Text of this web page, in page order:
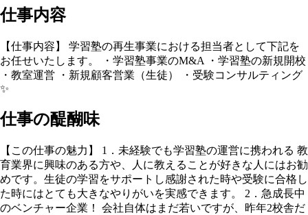
仕事内容
【仕事内容】 学習塾の再生事業における担当者として下記を
お任せいたします。 ・学習塾事業のM&A ・学習塾の新規開校
・教室運営 ・新規顧客営業（生徒） ・受験コンサルティング
✨
仕事の醍醐味
【この仕事の魅力】 1．未経験でも学習塾の運営に携われる 教
育業界に興味のある方や、人に教えることが好きな人にはお勧
めです。生徒の学習をサポートし感謝された時や受験に合格し
た時にはとても大きなやりがいを実感できます。 2．急成長中
のベンチャー企業！ 会社自体はまだ若いですが、昨年2校舎だ